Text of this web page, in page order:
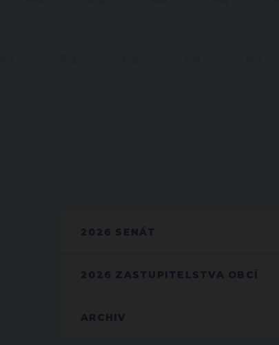
2026 SENÁT
2026 ZASTUPITELSTVA OBCÍ
ARCHIV